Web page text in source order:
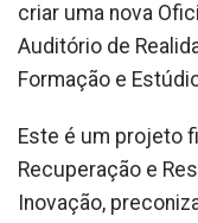
criar uma nova
Auditório de
Formação e
Este é um projeto
Recuperação e
Inovação,